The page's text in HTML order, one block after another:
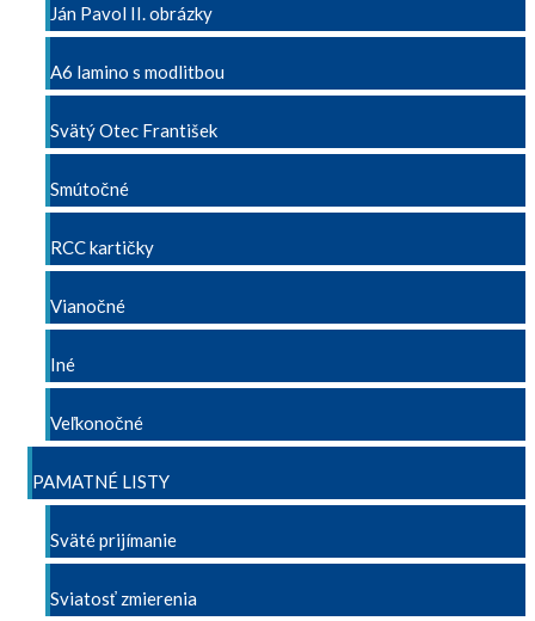
Ján Pavol II. obrázky
A6 lamino s modlitbou
Svätý Otec František
Smútočné
RCC kartičky
Vianočné
Iné
Veľkonočné
PAMATNÉ LISTY
Sväté prijímanie
Sviatosť zmierenia